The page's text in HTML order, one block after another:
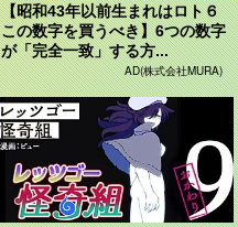
【昭和43年以前生まれはロト６
この数字を買うべき】6つの数字
が「完全一致」する方...
AD(株式会社MURA)